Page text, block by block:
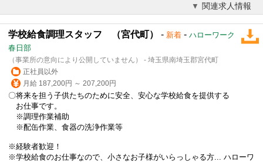
関連求人情報
学校給食調理スタッフ （宮代町） - 新着 - ハローワーク
春日部
（事業所の意向により公開していません） - 埼玉県南埼玉郡宮代町
正社員以外
月給 187,200円 ～ 207,200円
〇将来を担う子供たちのために安全、安心な学校給食を提供する
お仕事です。
※調理作業補助
※配缶作業、食器の洗浄作業等
※経験者歓迎！
※学校給食のお仕事なので、小さなお子様がいらっしゃる方... ハローワ